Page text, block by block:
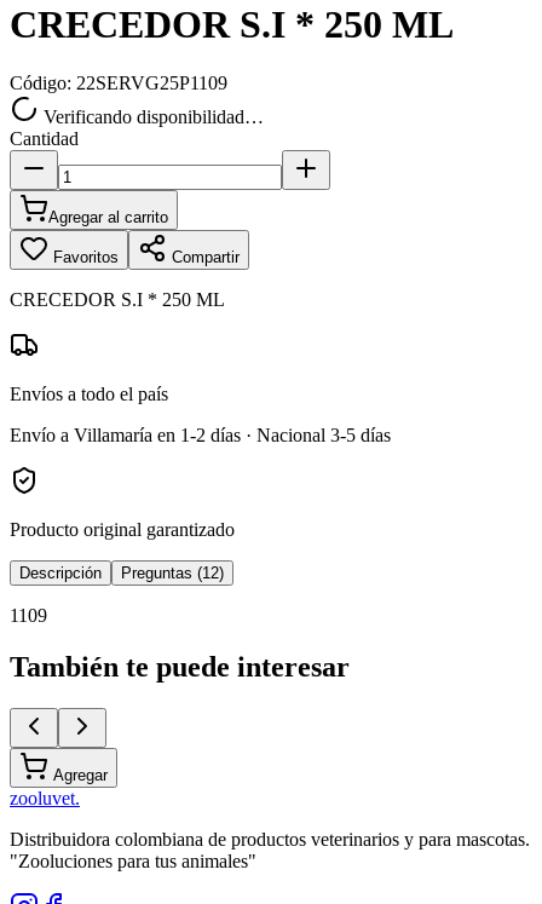
CRECEDOR S.I * 250 ML
Código: 22SERVG25P1109
Verificando disponibilidad…
Cantidad
Agregar al carrito
Favoritos Compartir
CRECEDOR S.I * 250 ML
Envíos a todo el país
Envío a Villamaría en 1-2 días · Nacional 3-5 días
Producto original garantizado
Descripción Preguntas (12)
1109
También te puede interesar
Agregar
zooluvet.
Distribuidora colombiana de productos veterinarios y para mascotas.
"Zooluciones para tus animales"